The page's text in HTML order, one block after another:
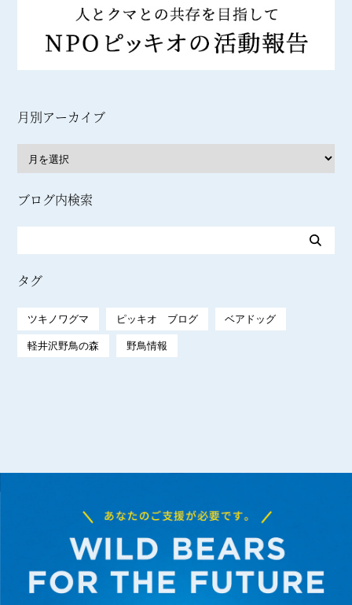
月別アーカイブ
ブログ内検索
タグ
ツキノワグマ ピッキオ ブログ ベアドッグ
軽井沢野鳥の森 野鳥情報